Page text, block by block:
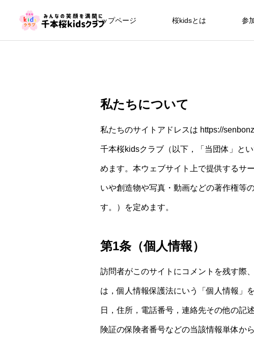
トップページ 桜kidsとは 参
私たちについて
私たちのサイトアドレスは https://
千本桜kidsクラブ（以下，「当団体」と
めます。本ウェブサイト上で提供するサ
いや創造物や写真・動画などの著作権等
す。）を定めます。
第1条（個人情報）
訪問者がこのサイトにコメントを残す際
は，個人情報保護法にいう「個人情報」
日，住所，電話番号，連絡先その他の記
険証の保険者番号などの当該情報単体か